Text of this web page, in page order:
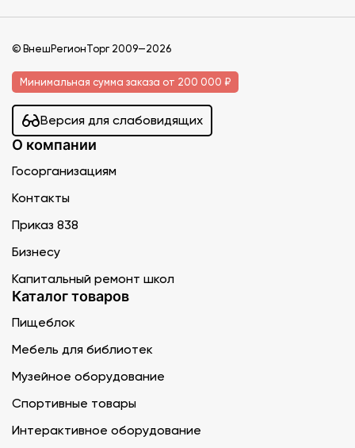
© ВнешРегионТорг 2009—2026
Минимальная сумма заказа от 200 000 ₽
Версия для слабовидящих
О компании
Госорганизациям
Контакты
Приказ 838
Бизнесу
Капитальный ремонт школ
Каталог товаров
Пищеблок
Мебель для библиотек
Музейное оборудование
Спортивные товары
Интерактивное оборудование